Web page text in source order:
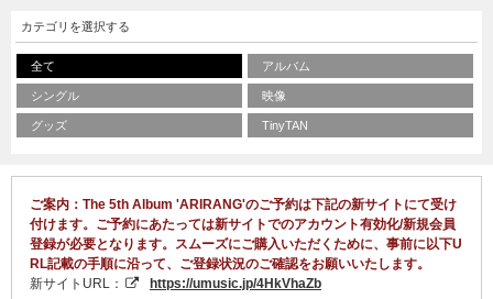
カテゴリを選択する
全て アルバム
シングル 映像
グッズ TinyTAN
ご案内：The 5th Album 'ARIRANG'のご予約は下記の新サイトにて受け
付けます。ご予約にあたっては新サイトでのアカウント有効化/新規会員
登録が必要となります。スムーズにご購入いただくために、事前に以下U
RL記載の手順に沿って、ご登録状況のご確認をお願いいたします。
新サイトURL：
https://umusic.jp/4HkVhaZb